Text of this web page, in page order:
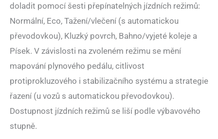
doladit pomocí šesti přepínatelných jízdních režimů:
Normální, Eco, Tažení/vlečení (s automatickou
převodovkou), Kluzký povrch, Bahno/vyjeté koleje a
Písek. V závislosti na zvoleném režimu se mění
mapování plynového pedálu, citlivost
protiprokluzového i stabilizačního systému a strategie
řazení (u vozů s automatickou převodovkou).
Dostupnost jízdních režimů se liší podle výbavového
stupně.